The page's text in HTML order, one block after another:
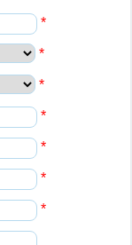
*
*
*
*
*
*
*